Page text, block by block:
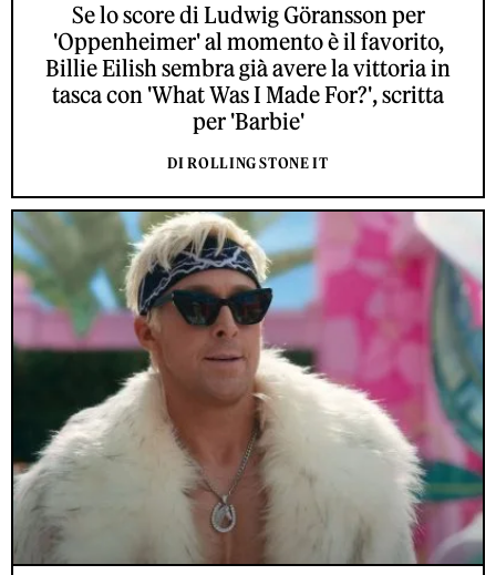
Se lo score di Ludwig Göransson per
'Oppenheimer' al momento è il favorito,
Billie Eilish sembra già avere la vittoria in
tasca con 'What Was I Made For?', scritta
per 'Barbie'
DI ROLLING STONE IT